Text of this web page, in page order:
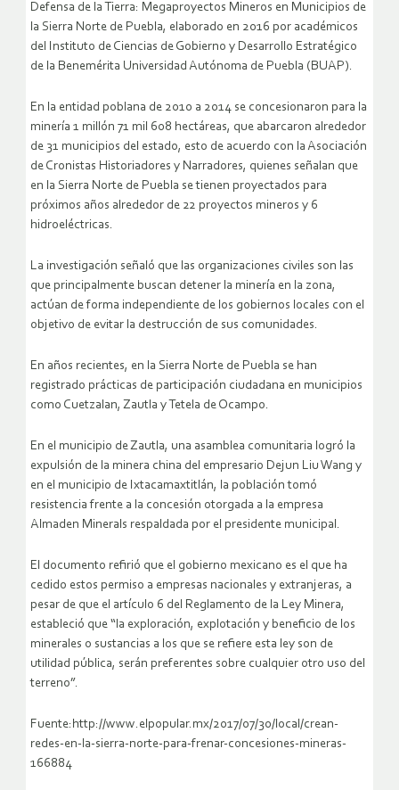
Defensa de la Tierra: Megaproyectos Mineros en Municipios de
la Sierra Norte de Puebla, elaborado en 2016 por académicos
del Instituto de Ciencias de Gobierno y Desarrollo Estratégico
de la Benemérita Universidad Autónoma de Puebla (BUAP).
En la entidad poblana de 2010 a 2014 se concesionaron para la
minería 1 millón 71 mil 608 hectáreas, que abarcaron alrededor
de 31 municipios del estado, esto de acuerdo con la Asociación
de Cronistas Historiadores y Narradores, quienes señalan que
en la Sierra Norte de Puebla se tienen proyectados para
próximos años alrededor de 22 proyectos mineros y 6
hidroeléctricas.
La investigación señaló que las organizaciones civiles son las
que principalmente buscan detener la minería en la zona,
actúan de forma independiente de los gobiernos locales con el
objetivo de evitar la destrucción de sus comunidades.
En años recientes, en la Sierra Norte de Puebla se han
registrado prácticas de participación ciudadana en municipios
como Cuetzalan, Zautla y Tetela de Ocampo.
En el municipio de Zautla, una asamblea comunitaria logró la
expulsión de la minera china del empresario Dejun Liu Wang y
en el municipio de Ixtacamaxtitlán, la población tomó
resistencia frente a la concesión otorgada a la empresa
Almaden Minerals respaldada por el presidente municipal.
El documento refirió que el gobierno mexicano es el que ha
cedido estos permiso a empresas nacionales y extranjeras, a
pesar de que el artículo 6 del Reglamento de la Ley Minera,
estableció que “la exploración, explotación y beneficio de los
minerales o sustancias a los que se refiere esta ley son de
utilidad pública, serán preferentes sobre cualquier otro uso del
terreno”.
Fuente:http://www.elpopular.mx/2017/07/30/local/crean-
redes-en-la-sierra-norte-para-frenar-concesiones-mineras-
166884